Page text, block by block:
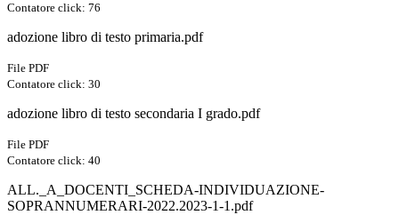
Contatore click: 76
adozione libro di testo primaria.pdf
File PDF
Contatore click: 30
adozione libro di testo secondaria I grado.pdf
File PDF
Contatore click: 40
ALL._A_DOCENTI_SCHEDA-INDIVIDUAZIONE-
SOPRANNUMERARI-2022.2023-1-1.pdf